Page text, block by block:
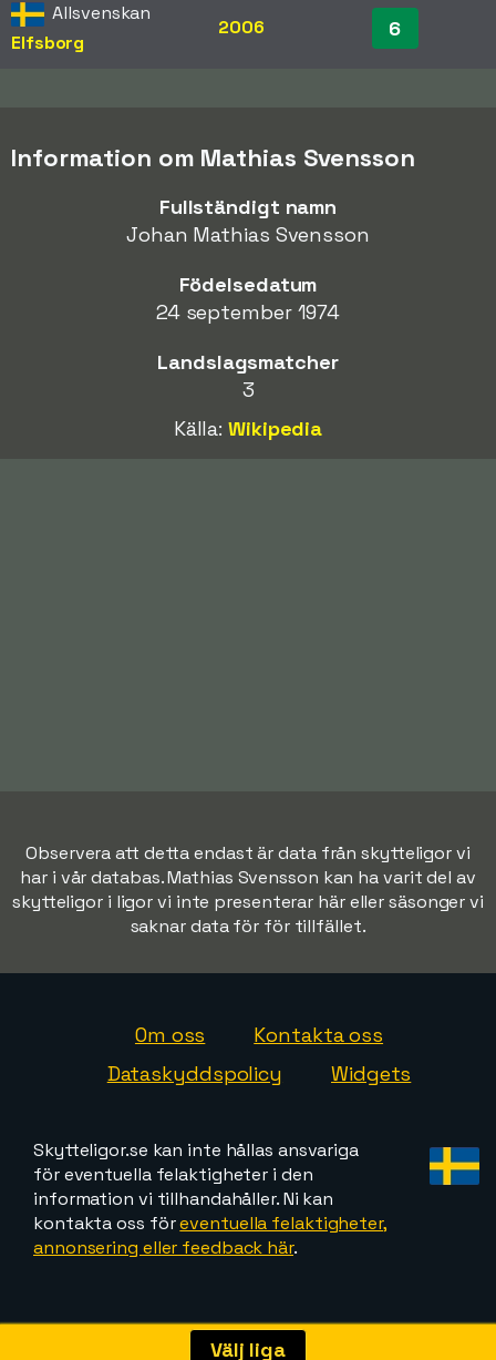
Allsvenskan
Elfsborg
2006 6
Information om Mathias Svensson
Fullständigt namn
Johan Mathias Svensson
Födelsedatum
24 september 1974
Landslagsmatcher
3
Källa:Wikipedia
Observera att detta endast är data från skytteligor vi
har i vår databas. Mathias Svensson kan ha varit del av
skytteligor i ligor vi inte presenterar här eller säsonger vi
saknar data för för tillfället.
Om oss
Kontakta oss
Dataskyddspolicy
Widgets
Skytteligor.se kan inte hållas ansvariga
för eventuella felaktigheter i den
information vi tillhandahåller. Ni kan
kontakta oss föreventuella felaktigheter,
annonsering eller feedback här.
Välj liga